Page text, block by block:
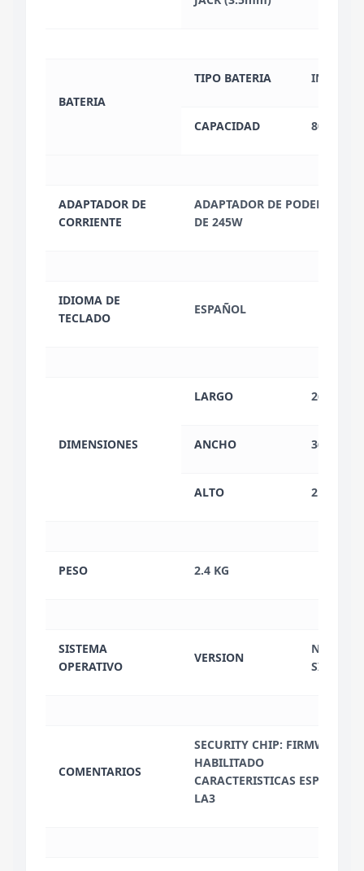
BATERIA
TIPO BATERIA
CAPACIDAD 80 WH
ADAPTADOR DE
CORRIENTE
ADAPTADOR DE PODER SLIM
DE 245W
IDIOMA DE
TECLADO
ESPAÑOL
DIMENSIONES
LARGO 26.80 CM
ANCHO 36.43 CM
ALTO 2.59 CM
PESO 2.4 KG
SISTEMA
OPERATIVO
VERSION
NO
SISTEMA
COMENTARIOS
SECURITY CHIP: FIRMWARE
HABILITADO
CARACTERISTICAS
LA3